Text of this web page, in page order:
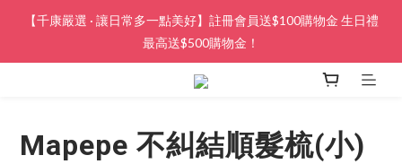
【千康嚴選 · 讓日常多一點美好】註冊會員送$100購物金 生日禮
最高送$500購物金！
Mapepe 不糾結順髮梳(小)